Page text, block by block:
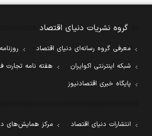
گروه نشریات دنیای اقتصاد
معرفی گروه رسانه‌ای دنیای اقتصاد
شبکه اینترنتی اکوایران
هفته نامه تجارت
پایگاه خبری اقتصادنیوز
انتشارات دنیای اقتصاد
مرکز همایش‌های